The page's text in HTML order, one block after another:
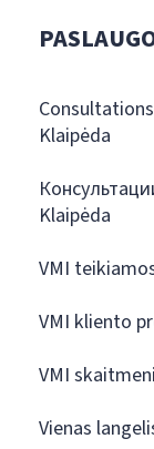
Klaipėda
Klaipėda
VMI
VMI kliento
VMI
Vienas